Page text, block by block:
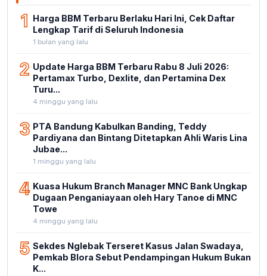
1 Harga BBM Terbaru Berlaku Hari Ini, Cek Daftar
Lengkap Tarif di Seluruh Indonesia
1 bulan yang lalu
2 Update Harga BBM Terbaru Rabu 8 Juli 2026:
Pertamax Turbo, Dexlite, dan Pertamina Dex
Turu...
4 minggu yang lalu
3 PTA Bandung Kabulkan Banding, Teddy
Pardiyana dan Bintang Ditetapkan Ahli Waris Lina
Jubae...
1 minggu yang lalu
4 Kuasa Hukum Branch Manager MNC Bank Ungkap
Dugaan Penganiayaan oleh Hary Tanoe di MNC
Towe
4 minggu yang lalu
5 Sekdes Nglebak Terseret Kasus Jalan Swadaya,
Pemkab Blora Sebut Pendampingan Hukum Bukan
K...